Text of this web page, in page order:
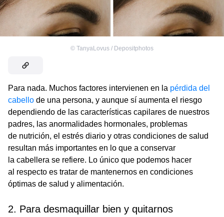
© TanyaLovus / Depositphotos
Para nada. Muchos factores intervienen en la pérdida del
cabello de una persona, y aunque sí aumenta el riesgo
dependiendo de las características capilares de nuestros
padres, las anormalidades hormonales, problemas
de nutrición, el estrés diario y otras condiciones de salud
resultan más importantes en lo que a conservar
la cabellera se refiere. Lo único que podemos hacer
al respecto es tratar de mantenernos en condiciones
óptimas de salud y alimentación.
2. Para desmaquillar bien y quitarnos